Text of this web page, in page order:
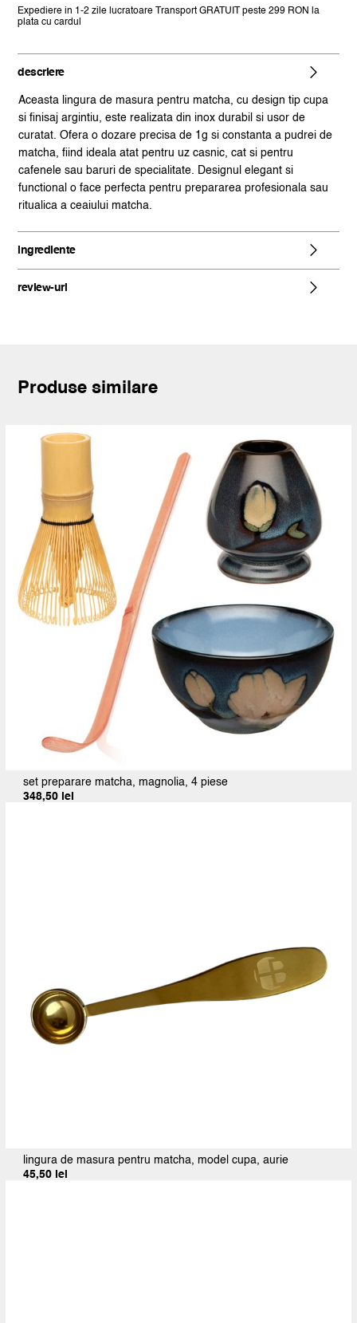
matcha,
model
Expediere in 1-2 zile lucratoare Transport GRATUIT peste 299 RON la
plata cu cardul
descriere
Aceasta lingura de masura pentru matcha, cu design tip cupa
si finisaj argintiu, este realizata din inox durabil si usor de
curatat. Ofera o dozare precisa de 1g si constanta a pudrei de
matcha, fiind ideala atat pentru uz casnic, cat si pentru
cafenele sau baruri de specialitate. Designul elegant si
functional o face perfecta pentru prepararea profesionala sau
ritualica a ceaiului matcha.
ingrediente
review-uri
Produse similare
set preparare matcha, magnolia, 4 piese
348,50 lei
lingura de masura pentru matcha, model cupa, aurie
45,50 lei